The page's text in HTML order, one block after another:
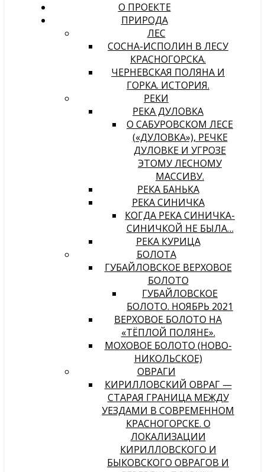
О ПРОЕКТЕ
ПРИРОДА
ЛЕС
СОСНА-ИСПОЛИН В ЛЕСУ
КРАСНОГОРСКА.
ЧЕРНЕВСКАЯ ПОЛЯНА И
ГОРКА. ИСТОРИЯ.
РЕКИ
РЕКА ДУЛОВКА
О САБУРОВСКОМ ЛЕСЕ
(«ДУЛОВКА»), РЕЧКЕ
ДУЛОВКЕ И УГРОЗЕ
ЭТОМУ ЛЕСНОМУ
МАССИВУ.
РЕКА БАНЬКА
РЕКА СИНИЧКА
КОГДА РЕКА СИНИЧКА-
СИНИЧКОЙ НЕ БЫЛА…
РЕКА КУРИЦА
БОЛОТА
ГУБАЙЛОВСКОЕ ВЕРХОВОЕ
БОЛОТО
ГУБАЙЛОВСКОЕ
БОЛОТО. НОЯБРЬ 2021
ВЕРХОВОЕ БОЛОТО НА
«ТЁПЛОЙ ПОЛЯНЕ».
МОХОВОЕ БОЛОТО (НОВО-
НИКОЛЬСКОЕ)
ОВРАГИ
КИРИЛЛОВСКИЙ ОВРАГ —
СТАРАЯ ГРАНИЦА МЕЖДУ
УЕЗДАМИ В СОВРЕМЕННОМ
КРАСНОГОРСКЕ. О
ЛОКАЛИЗАЦИИ
КИРИЛЛОВСКОГО И
БЫКОВСКОГО ОВРАГОВ И